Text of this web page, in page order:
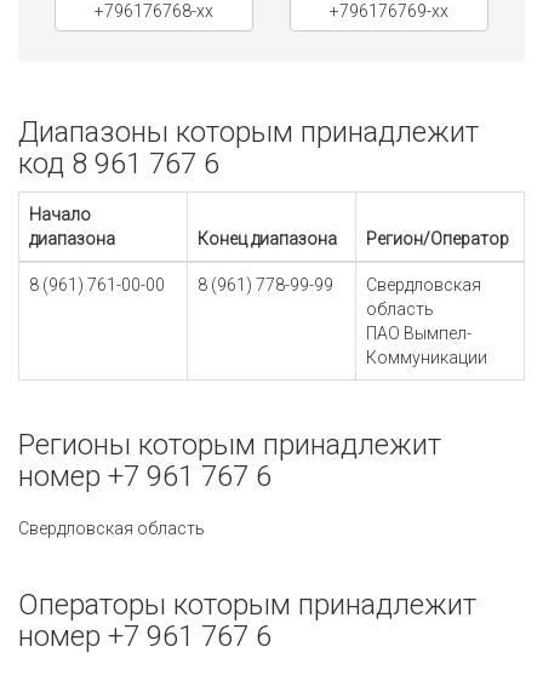
+796176768-xx +796176769-xx
Диапазоны которым принадлежит
код 8 961 767 6
Начало
диапазона
Конец диапазона Регион/Оператор
8 (961) 761-00-00 8 (961) 778-99-99
Свердловская
область
ПАО Вымпел-
Коммуникации
Регионы которым принадлежит
номер +7 961 767 6
Свердловская область
Операторы которым принадлежит
номер +7 961 767 6